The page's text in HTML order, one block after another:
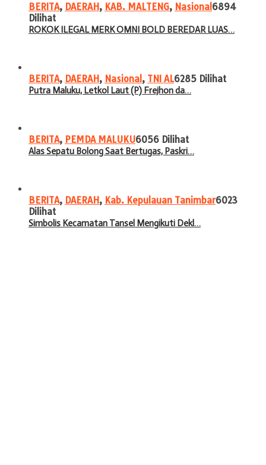
BERITA, DAERAH, KAB. MALTENG, Nasional 6894
Dilihat
ROKOK ILEGAL MERK OMNI BOLD BEREDAR LUAS…
BERITA, DAERAH, Nasional , TNI AL6285 Dilihat
Putra Maluku, Letkol Laut (P) Frejhon da…
BERITA, PEMDA MALUKU6056 Dilihat
Alas Sepatu Bolong Saat Bertugas, Paskri…
BERITA, DAERAH, Kab. Kepulauan Tanimbar6023
Dilihat
Simbolis Kecamatan Tansel Mengikuti Dekl…